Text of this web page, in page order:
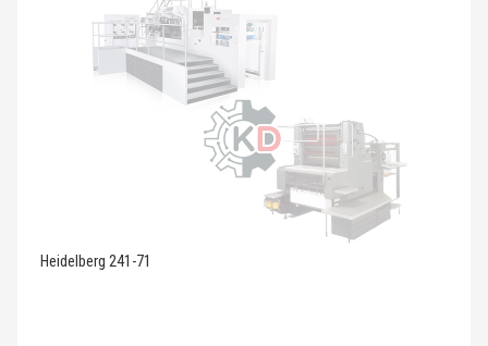
Heidelberg 241-71